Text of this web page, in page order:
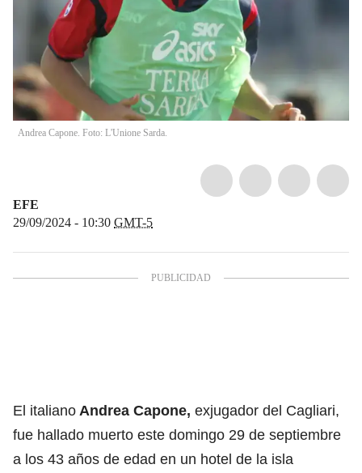
Andrea Capone. Foto: L'Unione Sarda.
EFE
29/09/2024 - 10:30 GMT-5
El italiano Andrea Capone, exjugador del Cagliari,
fue hallado muerto este domingo 29 de septiembre
a los 43 años de edad en un hotel de la isla